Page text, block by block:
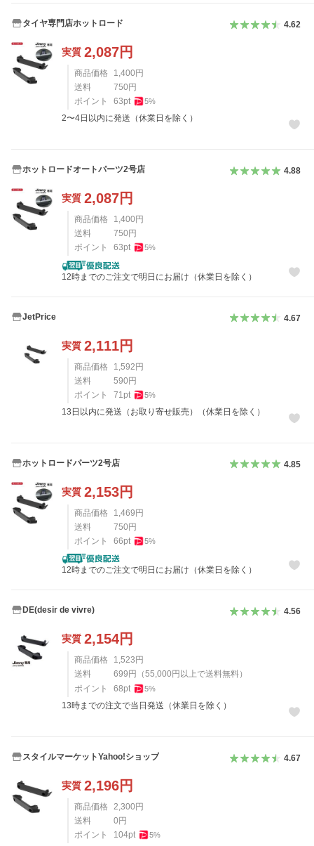
タイヤ専門店ホットロード 4.62
実質 2,087円
商品価格 1,400 円
送料
750 円
ポイント
63pt 5%
2〜4日以内に発送（休業日を除く）
ホットロードオートパーツ2号店 4.88
実質 2,087円
商品価格 1,400 円
送料
750 円
ポイント
63pt 5%
12時までのご注文で明日にお届け（休業日を除く）
JetPrice 4.67
実質 2,111円
商品価格 1,592円
送料
590円
ポイント
71 pt 5%
13日以内に発送（お取り寄せ販売）（休業日を除く）
ホットロードパーツ2号店 4.85
実質 2,153円
商品価格 1,469円
送料
750円
ポイント
66pt 5%
12時までのご注文で明日にお届け（休業日を除く）
DE(desir de vivre) 4.56
実質 2,154円
商品価格 1,523 円
送料
699 円 （55,000 円以上で送料無料）
ポイント
68pt 5%
13時までの注文で当日発送（休業日を除く）
スタイルマーケットYahoo!ショップ 4.67
実質 2,196円
商品価格 2,300 円
送料
0 円
ポイント
104pt 5%